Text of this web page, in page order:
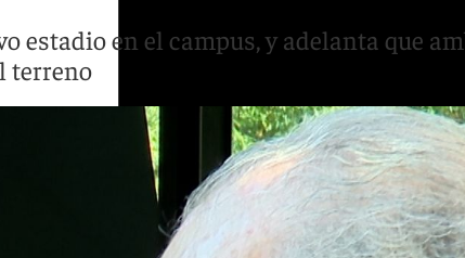
estadio en el campus, y adelanta que
terreno